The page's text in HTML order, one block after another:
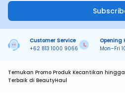
Customer Service
+62 813 1000 9066
Opening
Mon–Fri
Temukan Promo Produk Kecantikan
Terbaik di BeautyHaul